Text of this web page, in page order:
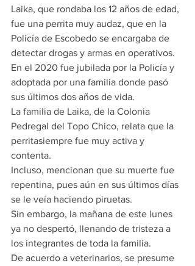
Laika, que rondaba los 12 años de edad,
fue una perrita muy audaz, que en la
Policía de Escobedo se encargaba de
detectar drogas y armas en operativos.
En el 2020 fue jubilada por la Policía y
adoptada por una familia donde pasó
sus últimos dos años de vida.
La familia de Laika, de la Colonia
Pedregal del Topo Chico, relata que la
perritasiempre fue muy activa y
contenta.
Incluso, mencionan que su muerte fue
repentina, pues aún en sus últimos días
se le veía haciendo piruetas.
Sin embargo, la mañana de este lunes
ya no despertó, llenando de tristeza a
los integrantes de toda la familia.
De acuerdo a veterinarios, se presume